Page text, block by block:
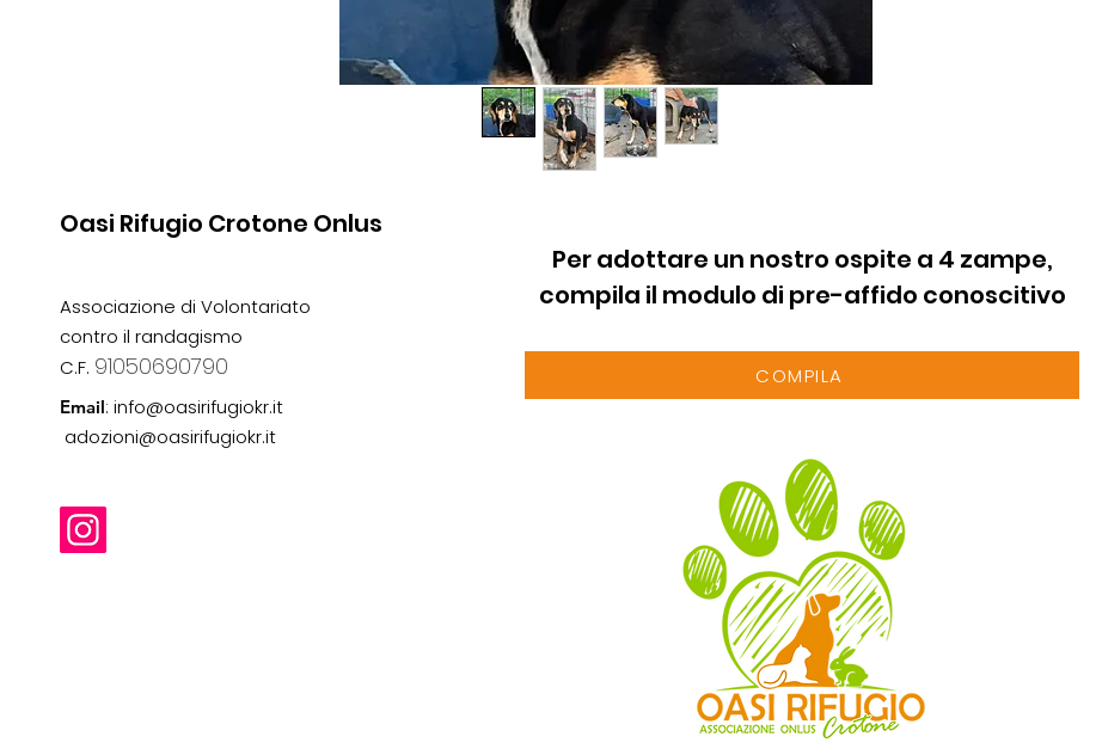
Oasi Rifugio Crotone Onlus
Associazione di Volontariato
contro il randagismo
C.F. 91050690790
Email: info@oasirifugiokr.it
adozioni@oasirifugiokr.it
COMPILA
Per adottare un nostro ospite a 4 zampe,
compila il modulo di pre-affido conoscitivo